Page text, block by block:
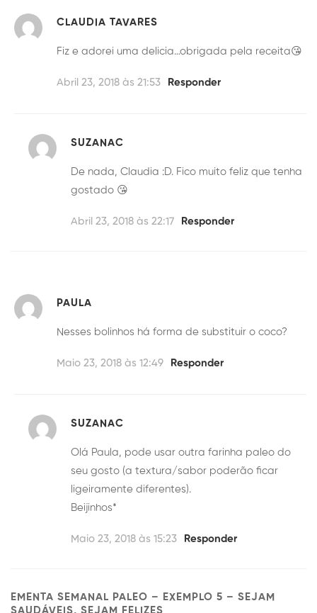
CLAUDIA TAVARES
Fiz e adorei uma delicia…obrigada pela receita😘
Abril 23, 2018 às 21:53 Responder
SUZANAC
De nada, Claudia :D. Fico muito feliz que tenha
gostado 😘
Abril 23, 2018 às 22:17 Responder
PAULA
Nesses bolinhos há forma de substituir o coco?
Maio 23, 2018 às 12:49 Responder
SUZANAC
Olá Paula, pode usar outra farinha paleo do
seu gosto (a textura/sabor poderão ficar
ligeiramente diferentes).
Beijinhos*
Maio 23, 2018 às 15:23 Responder
EMENTA SEMANAL PALEO – EXEMPLO 5 – SEJAM
SAUDÁVEIS, SEJAM FELIZES